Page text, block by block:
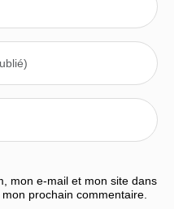
mon e-mail et mon site dans
prochain commentaire.